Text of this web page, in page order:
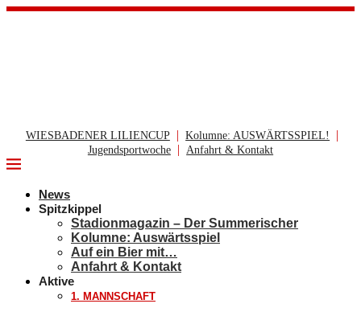
WIESBADENER LILIENCUP | Kolumne: AUSWÄRTSSPIEL! |
Jugendsportwoche | Anfahrt & Kontakt
News
Spitzkippel
Stadionmagazin – Der Summerischer
Kolumne: Auswärtsspiel
Auf ein Bier mit…
Anfahrt & Kontakt
Aktive
1. MANNSCHAFT